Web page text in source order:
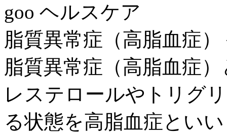
goo ヘルスケア
脂質異常症（高脂血症
脂質異常症（高脂血症
レステロールやトリグ
る状態を高脂血症とい